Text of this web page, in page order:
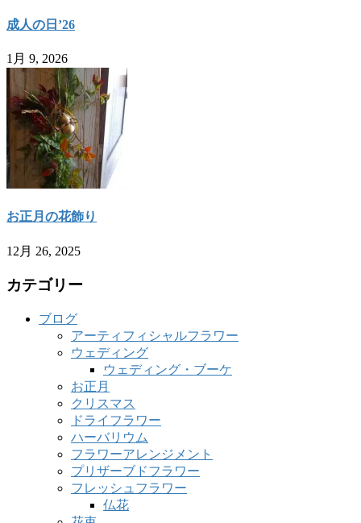
成人の日’26
1月 9, 2026
お正月の花飾り
12月 26, 2025
カテゴリー
ブログ
アーティフィシャルフラワー
ウェディング
ウェディング・ブーケ
お正月
クリスマス
ドライフラワー
ハーバリウム
フラワーアレンジメント
プリザーブドフラワー
フレッシュフラワー
仏花